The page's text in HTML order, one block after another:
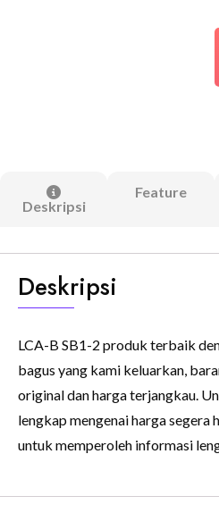
Deskripsi
Feature
Deskripsi
LCA-B SB1-2 produk terbaik
bagus yang kami keluarkan,
original dan harga terjangkau.
lengkap mengenai harga segera
untuk memperoleh informasi